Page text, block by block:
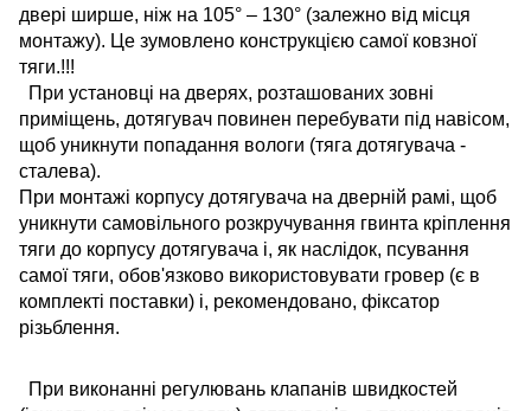
двері ширше, ніж на 105° – 130° (залежно від місця
монтажу). Це зумовлено конструкцією самої ковзної
тяги.!!!
При установці на дверях, розташованих зовні
приміщень, дотягувач повинен перебувати під навісом,
щоб уникнути попадання вологи (тяга дотягувача -
сталева).
При монтажі корпусу дотягувача на дверній рамі, щоб
уникнути самовільного розкручування гвинта кріплення
тяги до корпусу дотягувача і, як наслідок, псування
самої тяги, обов'язково використовувати гровер (є в
комплекті поставки) і, рекомендовано, фіксатор
різьблення.
При виконанні регулювань клапанів швидкостей